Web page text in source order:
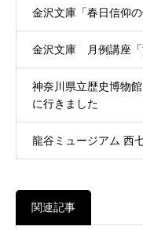
金沢文庫「春日信仰
金沢文庫 月例講座「
神奈川県立歴史博物
に行きました
龍谷ミュージアム 西
関連記事